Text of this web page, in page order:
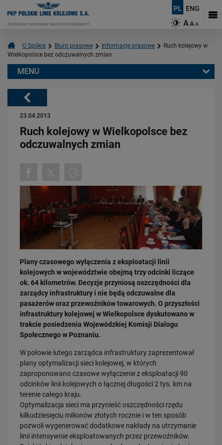
PL ENG
AAA
O Spółce Biuro prasowe Informacje prasowe
Ruch kolejowy w
Wielkopolsce bez odczuwalnych zmian
Powrót
23.04.2013
Ruch kolejowy w Wielkopolsce bez
odczuwalnych zmian
Plany czasowego wyłączenia z eksploatacji linii
kolejowych w województwie obejmą trzy odcinki liczące
ok. 64 kilometrów. Decyzje przyniosą oszczędności dla
zarządcy infrastruktury i nie będą odczuwalne dla
pasażerów oraz przewoźników towarowych. O przyszłości
infrastruktury kolejowej w Wielkopolsce dyskutowano w
trakcie posiedzenia Wojewódzkiej Komisji Dialogu
Społecznego w Poznaniu.
W połowie lutego zarządca infrastruktury zaprezentował
plany optymalizacji sieci kolejowej, w których
zaproponowano czasowe wyłączenie z eksploatacji 90
odcinków linii kolejowych o łącznej długości 2 tys. km na
terenie całego kraju.
Optymalizacja sieci ma przynieść oszczędności rzędu
kilkudziesięciu milionów złotych rocznie i w ten sposób
pozwoli wygenerować dodatkowe nakłady na utrzymanie
linii intensywnie eksploatowanych przez przewoźników.
MENU
Budujemy nowoczesną kolej na Kaszubach [FOTOGALERIA]
PRZECZYTAJ
03.08.2026
Dzięki KPO kolej zmieniła Limanową
PRZECZYTAJ
31.07.2026
Dobre zmiany dla mieszkańców Katowic. Gotowy jest ważny wiadukt